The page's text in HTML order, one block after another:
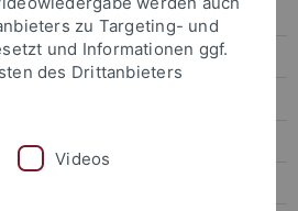
zu Targeting- und
und Informationen ggf.
des Drittanbieters
Videos